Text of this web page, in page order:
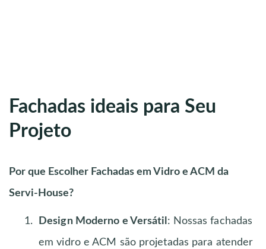
Fachadas ideais para Seu
Projeto
Por que Escolher Fachadas em Vidro e ACM da
Servi-House?
Design Moderno e Versátil : Nossas fachadas
em vidro e ACM são projetadas para atender